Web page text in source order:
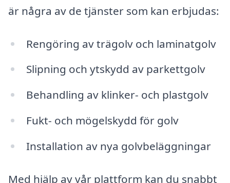
är några av de tjänster som kan erbjudas:
Rengöring av trägolv och laminatgolv
Slipning och ytskydd av parkettgolv
Behandling av klinker- och plastgolv
Fukt- och mögelskydd för golv
Installation av nya golvbeläggningar
Med hjälp av vår plattform kan du snabbt